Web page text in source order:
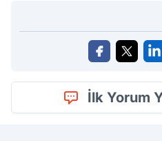
İlk Yorum